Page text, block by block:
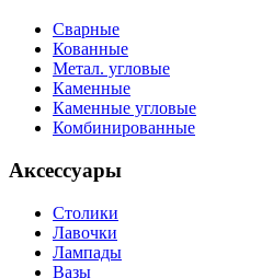
Сварные
Кованные
Метал. угловые
Каменные
Каменные угловые
Комбинированные
Аксессуары
Столики
Лавочки
Лампады
Вазы